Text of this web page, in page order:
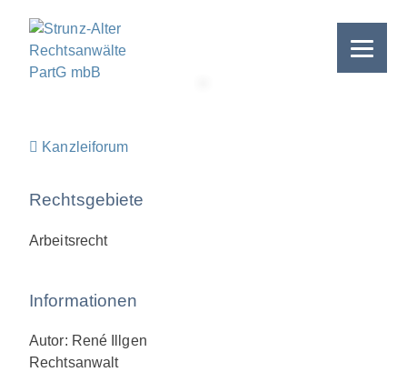
Kanzleiforum
Rechtsgebiete
Arbeitsrecht
Informationen
Autor: René Illgen
Rechtsanwalt